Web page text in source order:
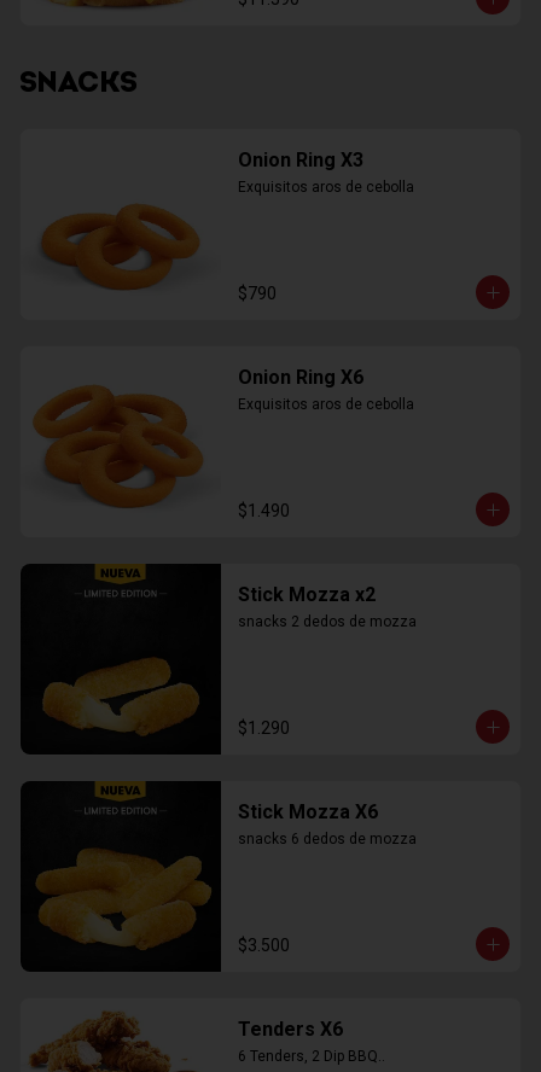
SNACKS
Onion Ring X3
Exquisitos aros de cebolla
$790
Onion Ring X6
Exquisitos aros de cebolla
$1.490
Stick Mozza x2
snacks 2 dedos de mozza
$1.290
Stick Mozza X6
snacks 6 dedos de mozza
$3.500
Tenders X6
6 Tenders, 2 Dip BBQ..